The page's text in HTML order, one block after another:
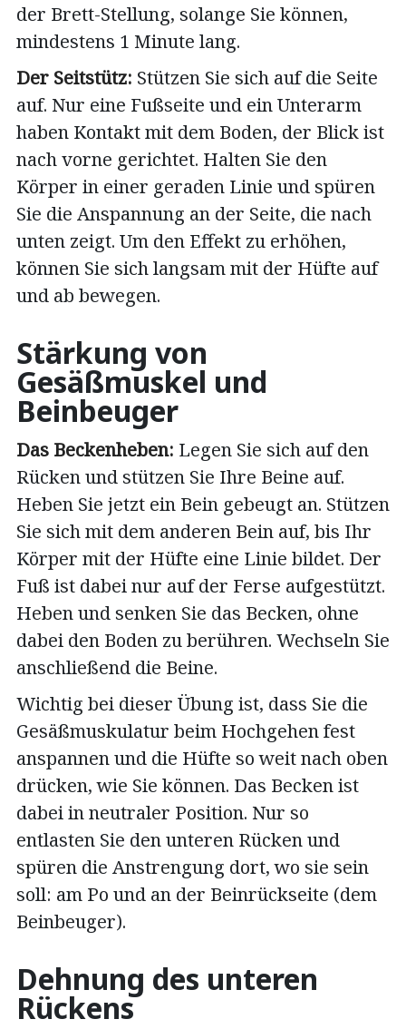
der Brett-Stellung, solange Sie können,
mindestens 1 Minute lang.
Der Seitstütz: Stützen Sie sich auf die Seite
auf. Nur eine Fußseite und ein Unterarm
haben Kontakt mit dem Boden, der Blick ist
nach vorne gerichtet. Halten Sie den
Körper in einer geraden Linie und spüren
Sie die Anspannung an der Seite, die nach
unten zeigt. Um den Effekt zu erhöhen,
können Sie sich langsam mit der Hüfte auf
und ab bewegen.
Stärkung von
Gesäßmuskel und
Beinbeuger
Das Beckenheben: Legen Sie sich auf den
Rücken und stützen Sie Ihre Beine auf.
Heben Sie jetzt ein Bein gebeugt an. Stützen
Sie sich mit dem anderen Bein auf, bis Ihr
Körper mit der Hüfte eine Linie bildet. Der
Fuß ist dabei nur auf der Ferse aufgestützt.
Heben und senken Sie das Becken, ohne
dabei den Boden zu berühren. Wechseln Sie
anschließend die Beine.
Wichtig bei dieser Übung ist, dass Sie die
Gesäßmuskulatur beim Hochgehen fest
anspannen und die Hüfte so weit nach oben
drücken, wie Sie können. Das Becken ist
dabei in neutraler Position. Nur so
entlasten Sie den unteren Rücken und
spüren die Anstrengung dort, wo sie sein
soll: am Po und an der Beinrückseite (dem
Beinbeuger).
Dehnung des unteren
Rückens